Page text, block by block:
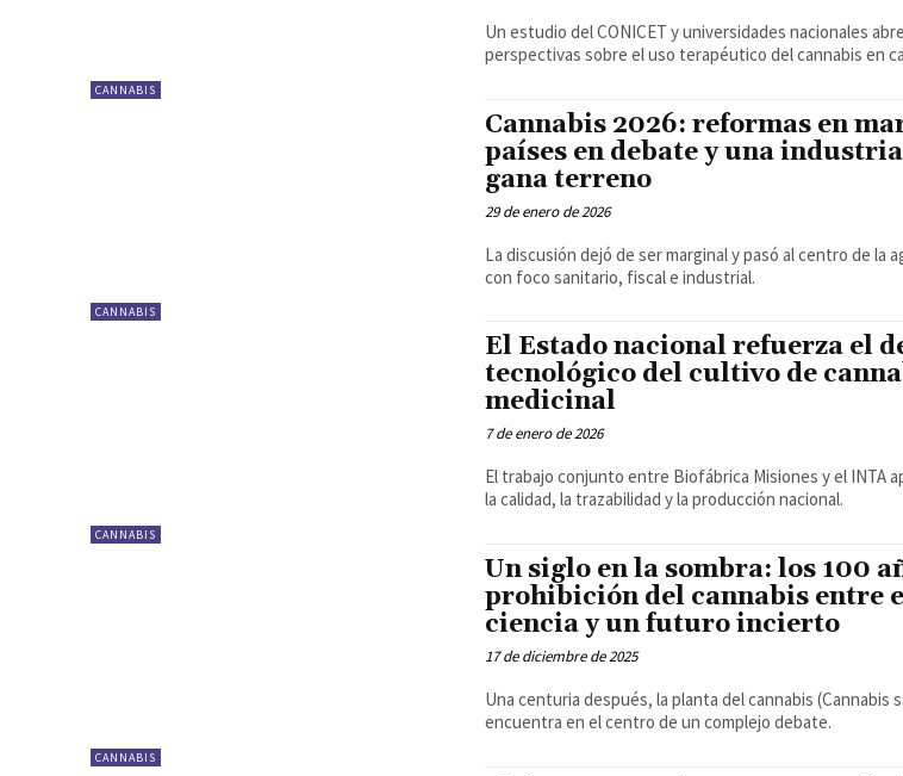
CANNABIS
Un estudio del CONICET y universidades nacionales
perspectivas sobre el uso terapéutico del cannabis en
CANNABIS
Cannabis 2026: reformas en
países en debate y una
gana terreno
29 de enero de 2026
La discusión dejó de ser marginal y pasó al centro de la
con foco sanitario, fiscal e industrial.
CANNABIS
El Estado nacional refuerza el
tecnológico del cultivo de
medicinal
7 de enero de 2026
El trabajo conjunto entre Biofábrica Misiones y el INTA
la calidad, la trazabilidad y la producción nacional.
CANNABIS
Un siglo en la sombra: los 100
prohibición del cannabis entre
ciencia y un futuro incierto
17 de diciembre de 2025
Una centuria después, la planta del cannabis (Cannabis
encuentra en el centro de un complejo debate.